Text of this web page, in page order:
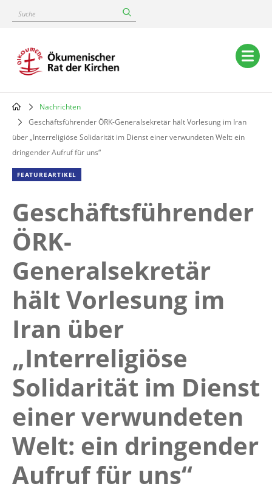
content
Suche
Main
navigation
Breadcrumb
Nachrichten
Geschäftsführender ÖRK-Generalsekretär hält Vorlesung im Iran
über „Interreligiöse Solidarität im Dienst einer verwundeten Welt: ein
dringender Aufruf für uns“
FEATUREARTIKEL
Geschäftsführender
ÖRK-
Generalsekretär
hält Vorlesung im
Iran über
„Interreligiöse
Solidarität im Dienst
einer verwundeten
Welt: ein dringender
Aufruf für uns“